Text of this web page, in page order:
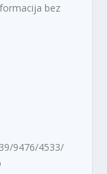
bez
9476/4533/